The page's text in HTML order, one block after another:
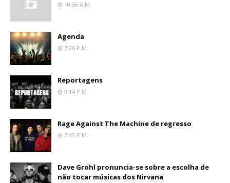
10:56 A.m.
Agenda
7:26 P.m.
Reportagens
9:14 P.m.
Rage Against The Machine de regresso
7:40 P.m.
Dave Grohl pronuncia-se sobre a escolha de
não tocar músicas dos Nirvana